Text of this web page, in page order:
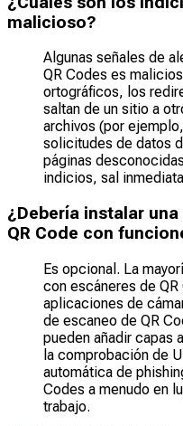
malicioso?
Algunas señales de
QR Codes es
ortográficos, los
saltan de un sitio a
archivos (por
solicitudes de datos
páginas
indicios, sal
¿Debería instalar
QR Code con
Es opcional. La
con escáneres de
aplicaciones de
de escaneo de QR
pueden añadir capas
la comprobación de
automática de
Codes a menudo en
trabajo.